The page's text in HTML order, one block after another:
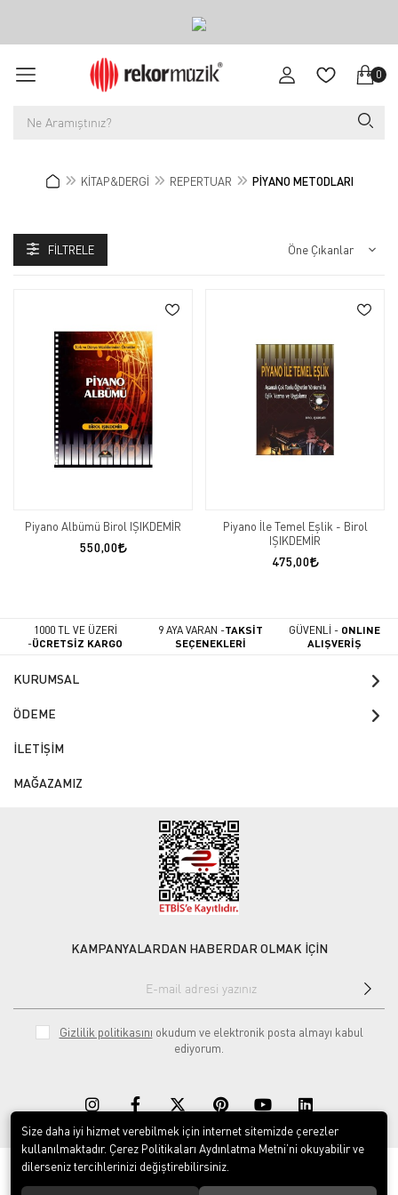
0
KİTAP&DERGİ REPERTUAR PİYANO METODLARI
FILTRELE
Piyano Albümü Birol IŞIKDEMİR
550,00
Piyano İle Temel Eşlik - Birol
IŞIKDEMİR
475,00
1000 TL VE ÜZERİ
-ÜCRETSİZ KARGO
9 AYA VARAN -TAKSİT
SEÇENEKLERİ
GÜVENLİ - ONLINE
ALIŞVERİŞ
KURUMSAL
ÖDEME
İLETİŞİM
MAĞAZAMIZ
KAMPANYALARDAN HABERDAR OLMAK İÇİN
Gizlilik politikasını okudum ve elektronik posta almayı kabul
ediyorum.
© 2020Rekor Müzik. Tüm hakları saklıdır.
Size daha iyi hizmet verebilmek için internet sitemizde çerezler
kullanılmaktadır. Çerez Politikaları Aydınlatma Metni’ni okuyabilir ve
dilerseniz tercihlerinizi değiştirebilirsiniz.